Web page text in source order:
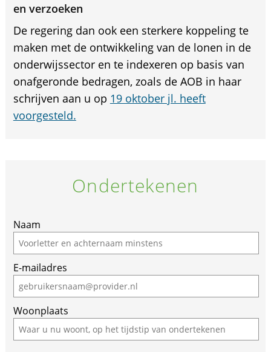
en verzoeken
De regering dan ook een sterkere koppeling te
maken met de ontwikkeling van de lonen in de
onderwijssector en te indexeren op basis van
onafgeronde bedragen, zoals de AOB in haar
schrijven aan u op 19 oktober jl. heeft
voorgesteld.
Ondertekenen
If
you
are
a
human,
ignore
this
field
Naam
E-mailadres
Woonplaats